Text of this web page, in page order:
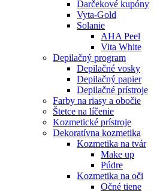
Darčekové kupóny
Vyta-Gold
Solanie
AHA Peel
Vita White
Depilačný program
Depilačné vosky
Depilačný papier
Depilačné prístroje
Farby na riasy a obočie
Štetce na líčenie
Kozmetické prístroje
Dekoratívna kozmetika
Kozmetika na tvár
Make up
Púdre
Kozmetika na oči
Očné tiene